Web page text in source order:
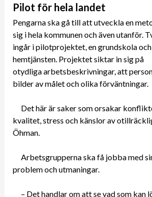
Pilot för hela landet
Pengarna ska gå till att utveckla en
sig i hela kommunen och även utanför.
ingår i pilotprojektet, en grundskola och
hemtjänsten. Projektet siktar in sig på
otydliga arbetsbeskrivningar, att
bilder av målet och olika förväntningar.
Det här är saker som orsakar
kvalitet, stress och känslor av
Öhman.
Arbetsgrupperna ska få jobba med
problem och utmaningar.
– Det handlar om att se vad som kan